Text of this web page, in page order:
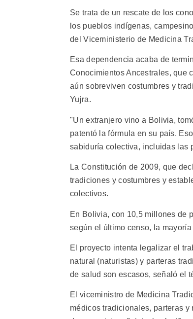
Se trata de un rescate de los
los pueblos indígenas,
del Viceministerio de Medicina
Esa dependencia acaba de
Conocimientos Ancestrales, que
aún sobreviven costumbres y
Yujra.
"Un extranjero vino a Bolivia,
patentó la fórmula en su país.
sabiduría colectiva, incluidas las
La Constitución de 2009, que
tradiciones y costumbres y
colectivos.
En Bolivia, con 10,5 millones de
según el último censo, la
El proyecto intenta legalizar el
natural (naturistas) y parteras
de salud son escasos, señaló el
El viceministro de Medicina
médicos tradicionales, parteras